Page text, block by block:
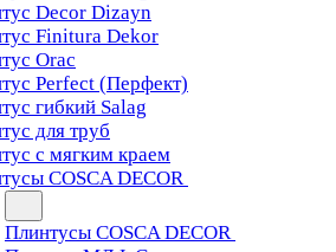
Decor Dizayn
Finitura Dekor
Orac
Perfect (Перфект)
гибкий Salag
для труб
с мягким краем
COSCA DECOR
Плинтусы COSCA DECOR